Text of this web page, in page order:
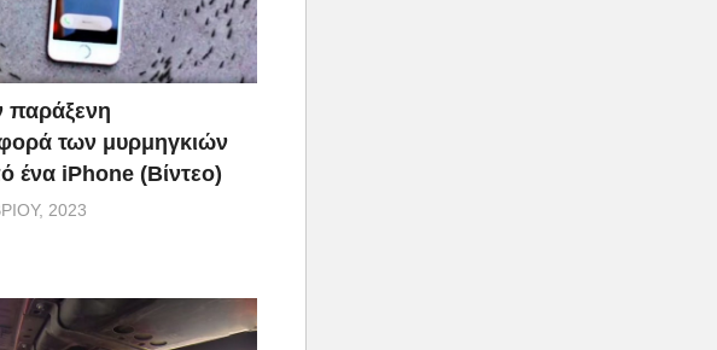
παράξενη
των μυρμηγκιών
ένα iPhone (Βίντεο)
2023